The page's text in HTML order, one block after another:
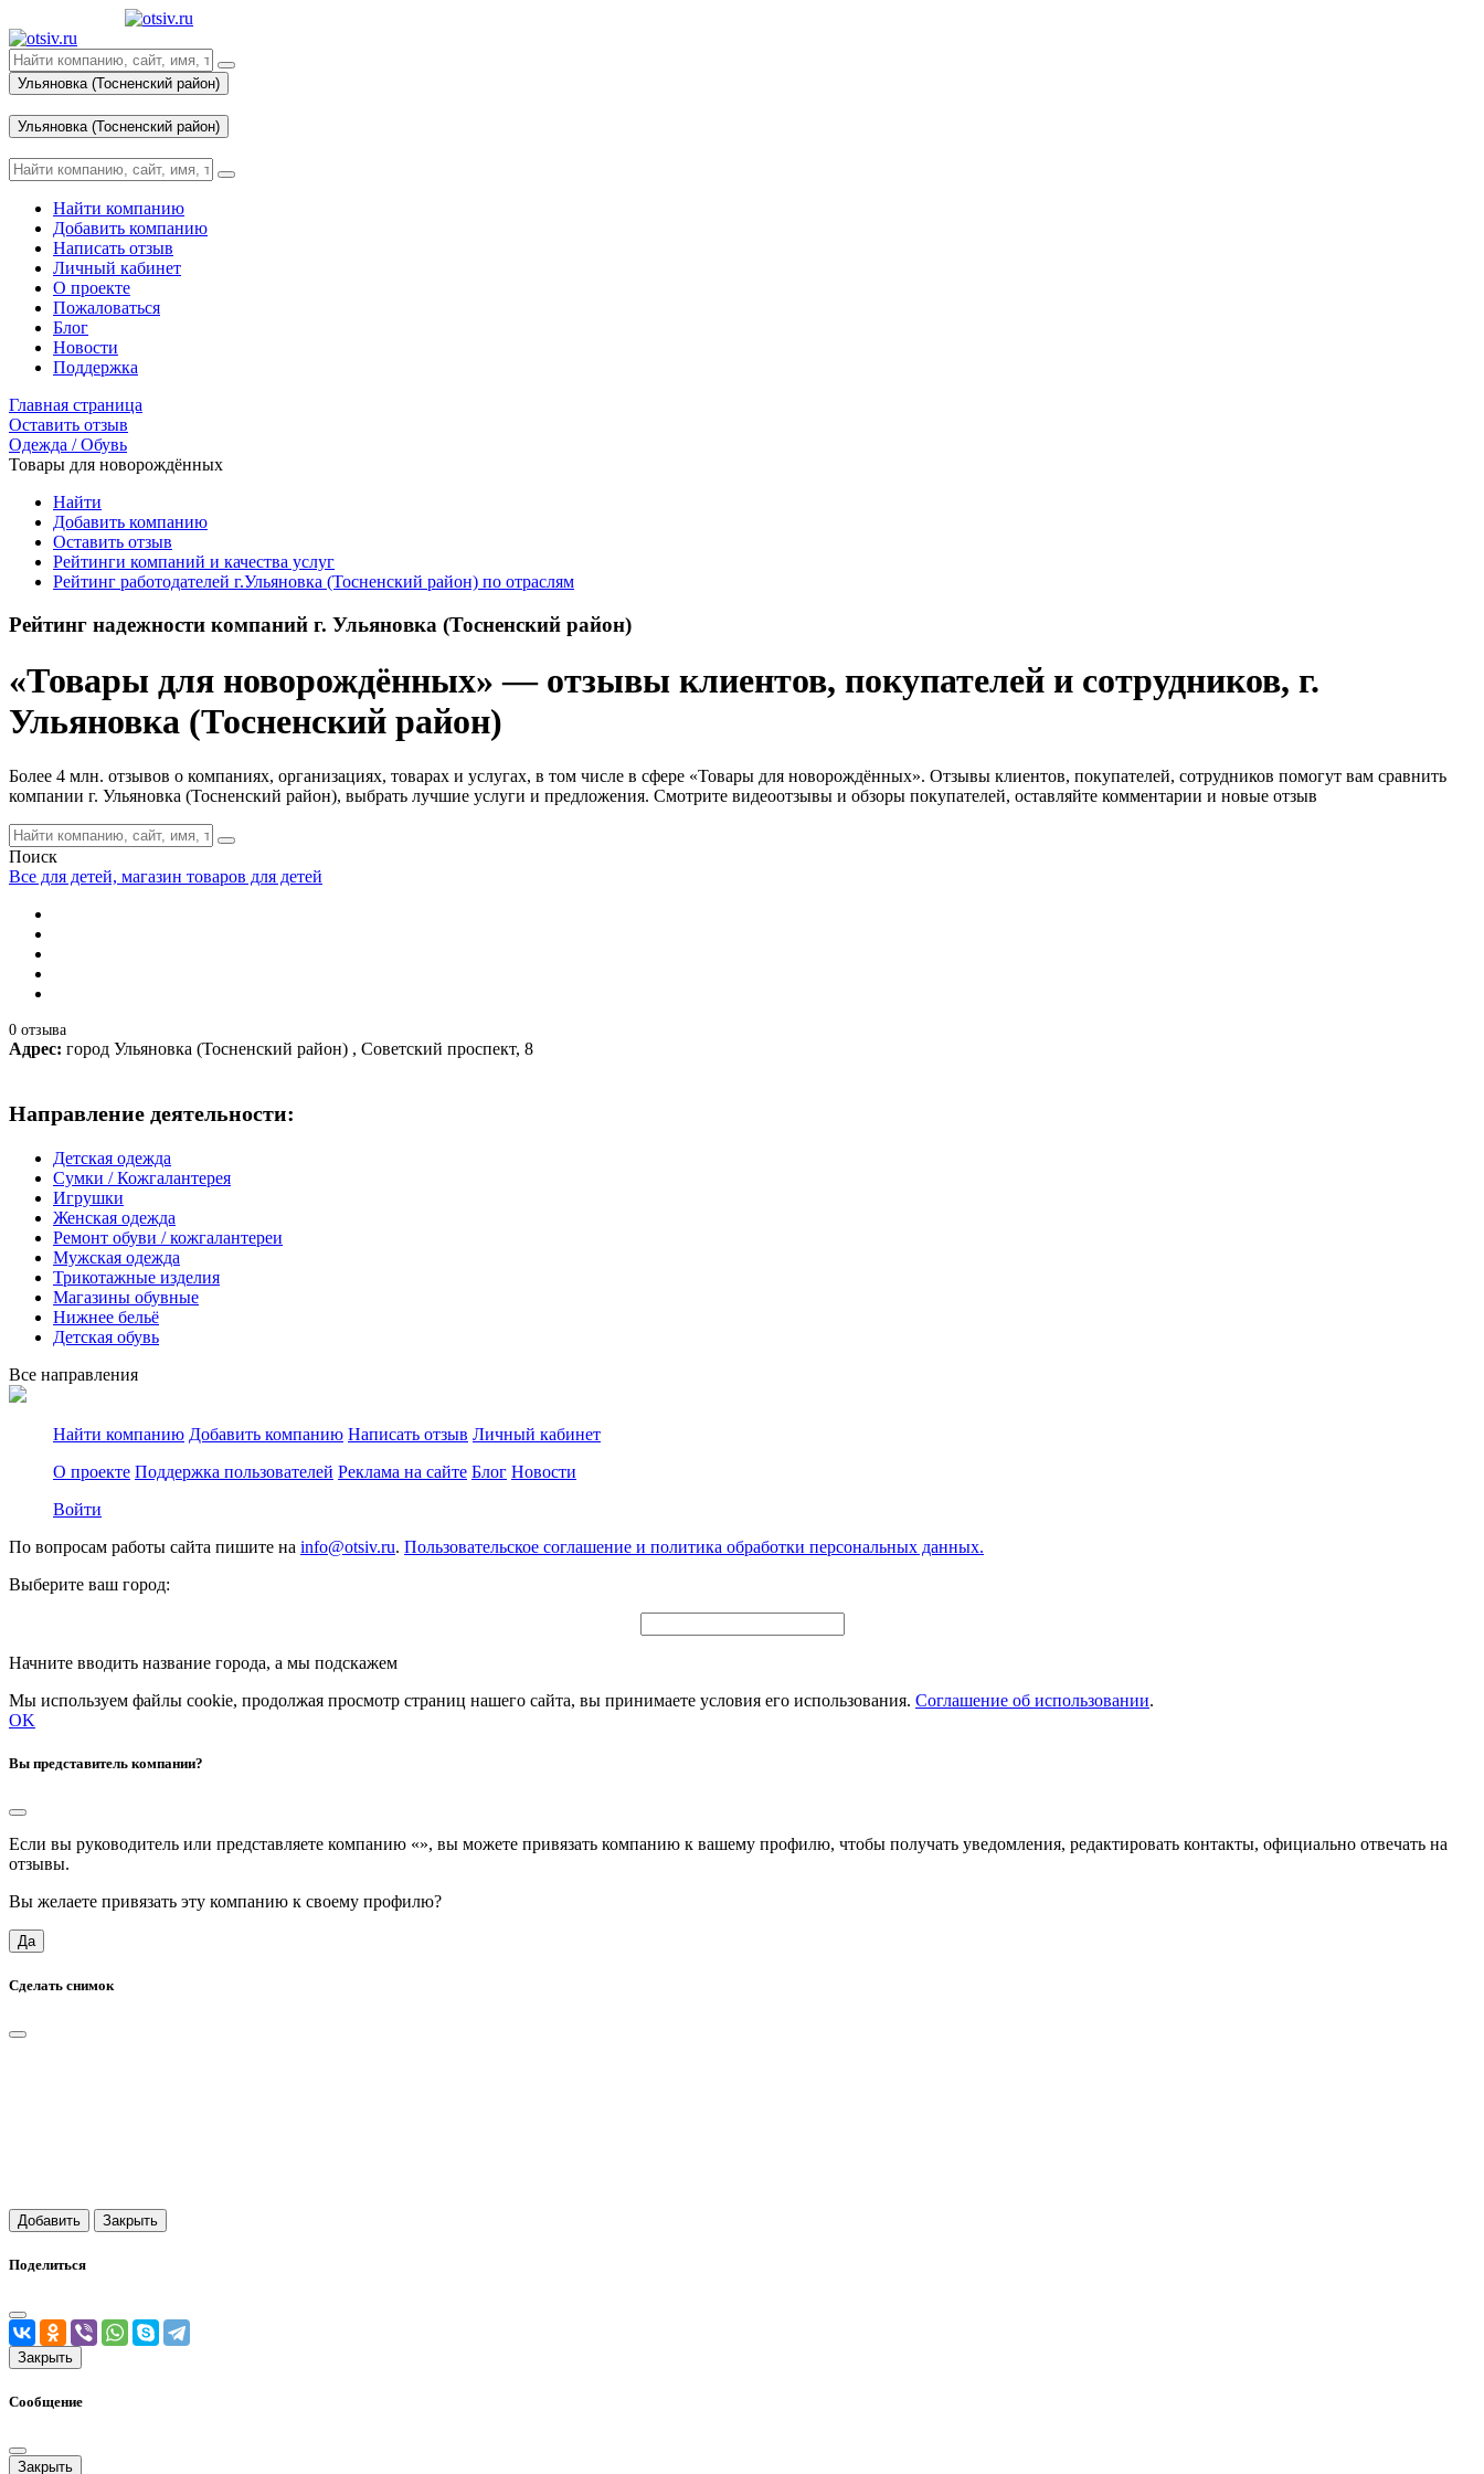
Ульяновка (Тосненский район)
Ульяновка (Тосненский район)
Найти компанию
Добавить компанию
Написать отзыв
Личный кабинет
О проекте
Пожаловаться
Блог
Новости
Поддержка
Главная страница
Оставить отзыв
Одежда / Обувь
Товары для новорождённых
Найти
Добавить компанию
Оставить отзыв
Рейтинги компаний и качества услуг
Рейтинг работодателей г.Ульяновка (Тосненский район) по отраслям
Рейтинг надежности компаний г. Ульяновка (Тосненский район)
«Товары для новорождённых» — отзывы клиентов, покупателей и сотрудников, г.
Ульяновка (Тосненский район)
Более 4 млн. отзывов о компаниях, организациях, товарах и услугах, в том числе в сфере «Товары для новорождённых». Отзывы клиентов, покупателей, сотрудников помогут вам сравнить
компании г. Ульяновка (Тосненский район), выбрать лучшие услуги и предложения. Смотрите видеоотзывы и обзоры покупателей, оставляйте комментарии и новые отзыв
Поиск
Все для детей, магазин товаров для детей
0 отзыва
Адрес: город Ульяновка (Тосненский район) , Советский проспект, 8
Направление деятельности:
Детская одежда
Сумки / Кожгалантерея
Игрушки
Женская одежда
Ремонт обуви / кожгалантереи
Мужская одежда
Трикотажные изделия
Магазины обувные
Нижнее бельё
Детская обувь
Все направления
Найти компанию Добавить компанию Написать отзыв Личный кабинет
О проекте Поддержка пользователей Реклама на сайте Блог Новости
Войти
По вопросам работы сайта пишите на info@otsiv.ru. Пользовательское соглашение и политика обработки персональных данных.
Выберите ваш город:
Начните вводить название города, а мы подскажем
Мы используем файлы cookie, продолжая просмотр страниц нашего сайта, вы принимаете условия его использования. Соглашение об использовании.
OK
Вы представитель компании?
Если вы руководитель или представляете компанию «», вы можете привязать компанию к вашему профилю, чтобы получать уведомления, редактировать контакты, официально отвечать на
отзывы.
Вы желаете привязать эту компанию к своему профилю?
Да
Сделать снимок
Добавить Закрыть
Поделиться
Закрыть
Сообщение
Закрыть